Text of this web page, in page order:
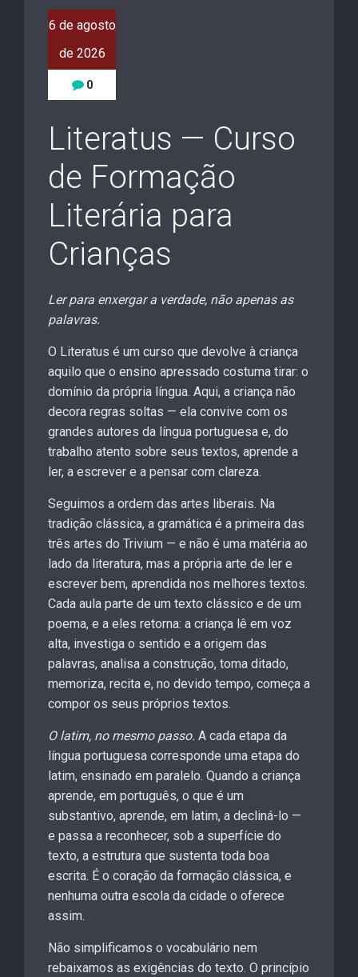
6 de agosto
de 2026
0
Literatus — Curso
de Formação
Literária para
Crianças
Ler para enxergar a verdade, não apenas as
palavras.
O Literatus é um curso que devolve à criança
aquilo que o ensino apressado costuma tirar: o
domínio da própria língua. Aqui, a criança não
decora regras soltas — ela convive com os
grandes autores da língua portuguesa e, do
trabalho atento sobre seus textos, aprende a
ler, a escrever e a pensar com clareza.
Seguimos a ordem das artes liberais. Na
tradição clássica, a gramática é a primeira das
três artes do Trivium — e não é uma matéria ao
lado da literatura, mas a própria arte de ler e
escrever bem, aprendida nos melhores textos.
Cada aula parte de um texto clássico e de um
poema, e a eles retorna: a criança lê em voz
alta, investiga o sentido e a origem das
palavras, analisa a construção, toma ditado,
memoriza, recita e, no devido tempo, começa a
compor os seus próprios textos.
O latim, no mesmo passo. A cada etapa da
língua portuguesa corresponde uma etapa do
latim, ensinado em paralelo. Quando a criança
aprende, em português, o que é um
substantivo, aprende, em latim, a decliná-lo —
e passa a reconhecer, sob a superfície do
texto, a estrutura que sustenta toda boa
escrita. É o coração da formação clássica, e
nenhuma outra escola da cidade o oferece
assim.
Não simplificamos o vocabulário nem
rebaixamos as exigências do texto. O princípio